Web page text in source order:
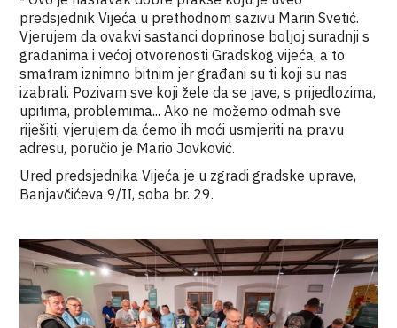
predsjednik Vijeća u prethodnom sazivu Marin Svetić.
Vjerujem da ovakvi sastanci doprinose boljoj suradnji s
građanima i većoj otvorenosti Gradskog vijeća, a to
smatram iznimno bitnim jer građani su ti koji su nas
izabrali. Pozivam sve koji žele da se jave, s prijedlozima,
upitima, problemima... Ako ne možemo odmah sve
riješiti, vjerujem da ćemo ih moći usmjeriti na pravu
adresu, poručio je Mario Jovković.
Ured predsjednika Vijeća je u zgradi gradske uprave,
Banjavčićeva 9/II, soba br. 29.